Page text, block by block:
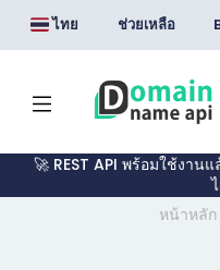
ไทย ช่วยเหลือ
🚀 REST API พร้อมใช้งา
หน้าหลัก